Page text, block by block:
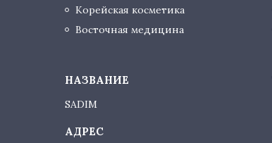
Корейская косметика
Восточная медицина
SADIM